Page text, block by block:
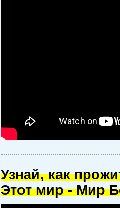
Узнай, как
Этот мир - Мир